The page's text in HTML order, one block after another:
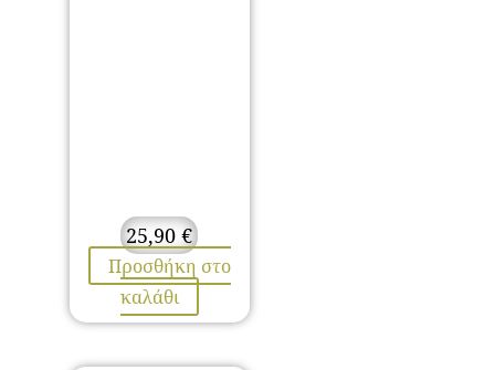
25,90€
Προσθήκη στο
καλάθι